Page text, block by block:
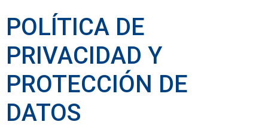
POLÍTICA DE
PRIVACIDAD Y
PROTECCIÓN DE
DATOS